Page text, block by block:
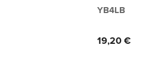
YB4LB
Prix
19,20 €